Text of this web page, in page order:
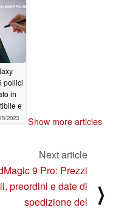
pollici
in
e
2023 Show more articles
Next article
9 Pro: Prezzi
preordini e date di
spedizione del
⟩